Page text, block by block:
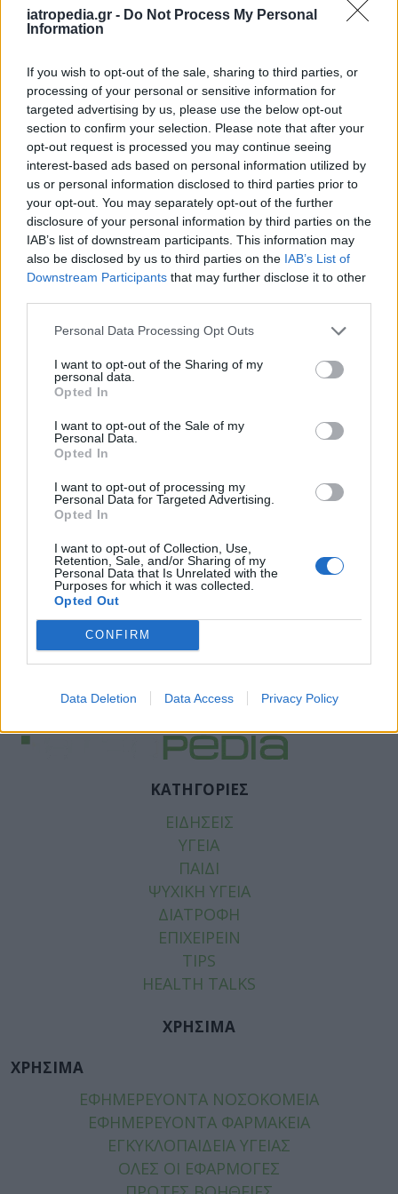
iatropedia.gr - Do Not Process My Personal
Information
If you wish to opt-out of the sale, sharing to third parties, or
processing of your personal or sensitive information for
targeted advertising by us, please use the below opt-out
section to confirm your selection. Please note that after your
opt-out request is processed you may continue seeing
interest-based ads based on personal information utilized by
us or personal information disclosed to third parties prior to
your opt-out. You may separately opt-out of the further
disclosure of your personal information by third parties on the
IAB’s list of downstream participants. This information may
also be disclosed by us to third parties on the IAB’s List of
Downstream Participants that may further disclose it to other
Personal Data Processing Opt Outs
I want to opt-out of the Sharing of my
personal data.
Opted In
I want to opt-out of the Sale of my
Personal Data.
Opted In
I want to opt-out of processing my
Personal Data for Targeted Advertising.
Opted In
I want to opt-out of Collection, Use,
Retention, Sale, and/or Sharing of my
Personal Data that Is Unrelated with the
Purposes for which it was collected.
Opted Out
CONFIRM
Data Deletion Data Access Privacy Policy
ΚΑΤΗΓΟΡΙΕΣ
ΕΙΔΗΣΕΙΣ
ΥΓΕΙΑ
ΠΑΙΔΙ
ΨΥΧΙΚΗ ΥΓΕΙΑ
ΔΙΑΤΡΟΦΗ
ΕΠΙΧΕΙΡΕΙΝ
TIPS
HEALTH TALKS
ΧΡΗΣΙΜΑ
ΧΡΗΣΙΜΑ
ΕΦΗΜΕΡΕΥΟΝΤΑ ΝΟΣΟΚΟΜΕΙΑ
ΕΦΗΜΕΡΕΥΟΝΤΑ ΦΑΡΜΑΚΕΙΑ
ΕΓΚΥΚΛΟΠΑΙΔΕΙΑ ΥΓΕΙΑΣ
ΟΛΕΣ ΟΙ ΕΦΑΡΜΟΓΕΣ